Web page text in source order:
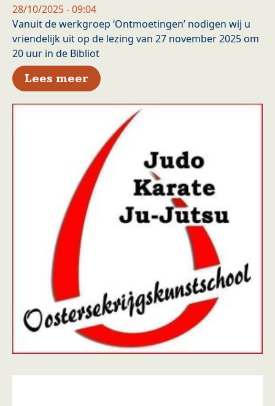
28/10/2025 - 09:04
Vanuit de werkgroep ‘Ontmoetingen’ nodigen wij u
vriendelijk uit op de lezing van 27 november 2025 om
20 uur in de Bibliot
Lees meer over Ontmoetingen met